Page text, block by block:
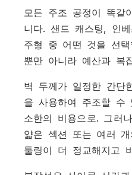
모든 주조 공정이 똑같
니다. 샌드 캐스팅, 인
주형 중 어떤 것을 선
뿐만 아니라 예산과 복
벽 두께가 일정한 간단
을 사용하여 주조할 수
소한의 비용으로. 그러
얇은 섹션 또는 여러
툴링이 더 정교해지고